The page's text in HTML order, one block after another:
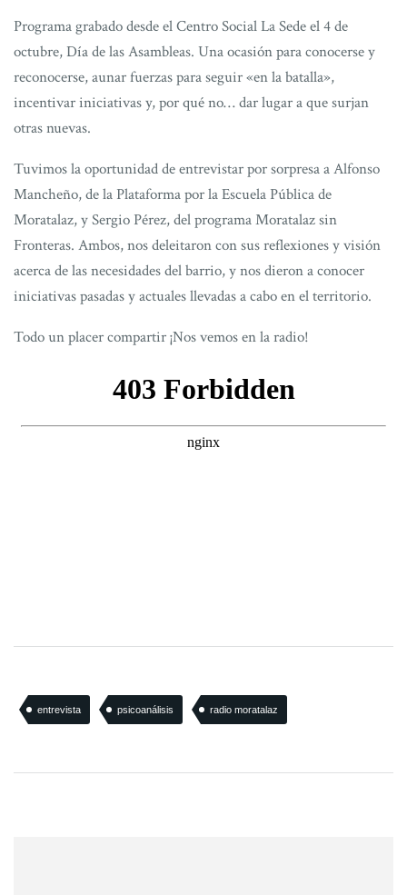
Programa grabado desde el Centro Social La Sede el 4 de
octubre, Día de las Asambleas. Una ocasión para conocerse y
reconocerse, aunar fuerzas para seguir «en la batalla»,
incentivar iniciativas y, por qué no… dar lugar a que surjan
otras nuevas.
Tuvimos la oportunidad de entrevistar por sorpresa a Alfonso
Mancheño, de la Plataforma por la Escuela Pública de
Moratalaz, y Sergio Pérez, del programa Moratalaz sin
Fronteras. Ambos, nos deleitaron con sus reflexiones y visión
acerca de las necesidades del barrio, y nos dieron a conocer
iniciativas pasadas y actuales llevadas a cabo en el territorio.
Todo un placer compartir ¡Nos vemos en la radio!
entrevista psicoanálisis radio moratalaz